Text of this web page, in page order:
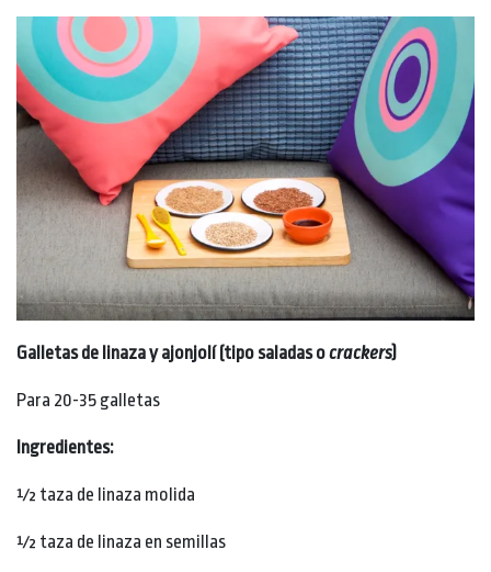
Galletas de linaza y ajonjolí (tipo saladas ocrackers)
Para 20-35 galletas
Ingredientes:
½ taza de linaza molida
½ taza de linaza en semillas